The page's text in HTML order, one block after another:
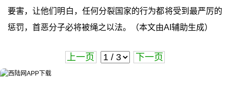
要害，让他们明白，任何分裂国家的行为都将受到最严厉的
惩罚，首恶分子必将被绳之以法。（本文由AI辅助生成）
上一页 下一页